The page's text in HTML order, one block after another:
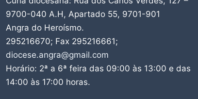
9700-040 A.H, Apartado 55, 9701-901
Angra do Heroísmo.
295216670; Fax 295216661;
diocese.angra@gmail.com
Horário: 2ª a 6ª feira das 09:00 às 13:00 e das
14:00 às 17:00 horas.